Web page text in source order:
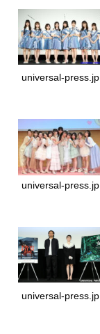
universal-press.jp
universal-press.jp
universal-press.jp